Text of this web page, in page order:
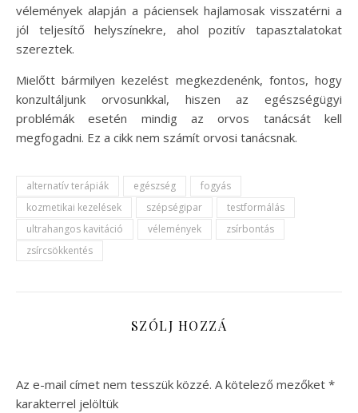
vélemények alapján a páciensek hajlamosak visszatérni a
jól teljesítő helyszínekre, ahol pozitív tapasztalatokat
szereztek.
Mielőtt bármilyen kezelést megkezdenénk, fontos, hogy
konzultáljunk orvosunkkal, hiszen az egészségügyi
problémák esetén mindig az orvos tanácsát kell
megfogadni. Ez a cikk nem számít orvosi tanácsnak.
alternatív terápiák egészség
fogyás
kozmetikai kezelések
szépségipar
testformálás
ultrahangos kavitáció
vélemények
zsírbontás
zsírcsökkentés
SZÓLJ HOZZÁ
Az e-mail címet nem tesszük közzé. A kötelező mezőket *
karakterrel jelöltük